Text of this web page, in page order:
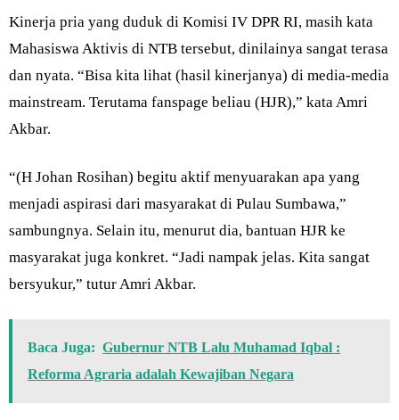
Kinerja pria yang duduk di Komisi IV DPR RI, masih kata
Mahasiswa Aktivis di NTB tersebut, dinilainya sangat terasa
dan nyata. “Bisa kita lihat (hasil kinerjanya) di media-media
mainstream. Terutama fanspage beliau (HJR),” kata Amri
Akbar.
“(H Johan Rosihan) begitu aktif menyuarakan apa yang
menjadi aspirasi dari masyarakat di Pulau Sumbawa,”
sambungnya. Selain itu, menurut dia, bantuan HJR ke
masyarakat juga konkret. “Jadi nampak jelas. Kita sangat
bersyukur,” tutur Amri Akbar.
Baca Juga: Gubernur NTB Lalu Muhamad Iqbal :
Reforma Agraria adalah Kewajiban Negara